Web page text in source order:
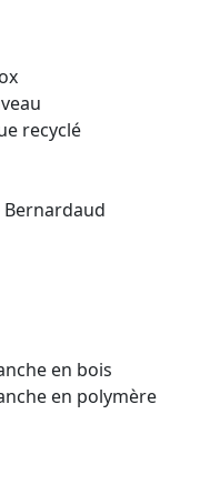
recyclé
Bernardaud
en bois
en polymère